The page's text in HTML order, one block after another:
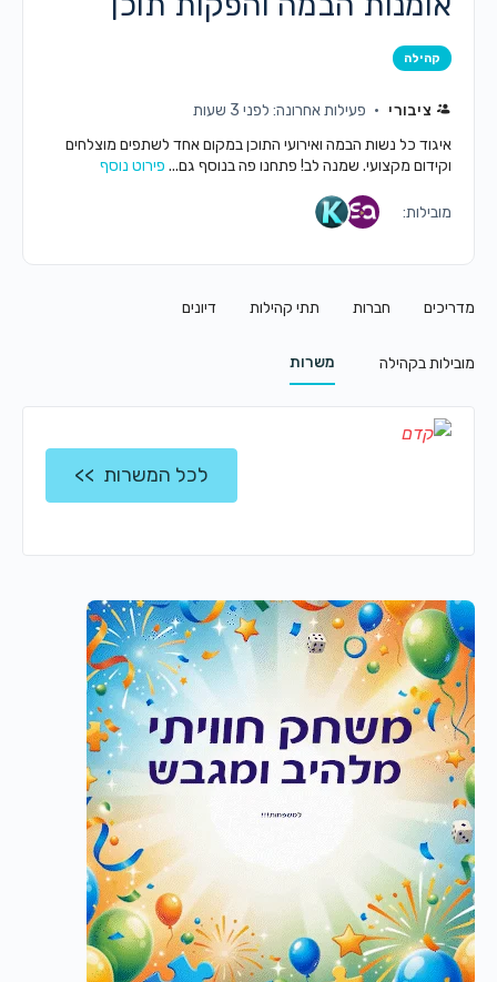
קהילה
ציבורי
פעילות אחרונה: לפני 3 שעות
איגוד כל נשות הבמה ואירועי התוכן במקום אחד לשתפים מוצלחים
וקידום מקצועי. שמנה לב! פתחנו פה בנוסף גם...פירוט נוסף
מובילות:
מדריכים חברות תתי קהילות דיונים
מובילות בקהילה משרות
לכל המשרות >>